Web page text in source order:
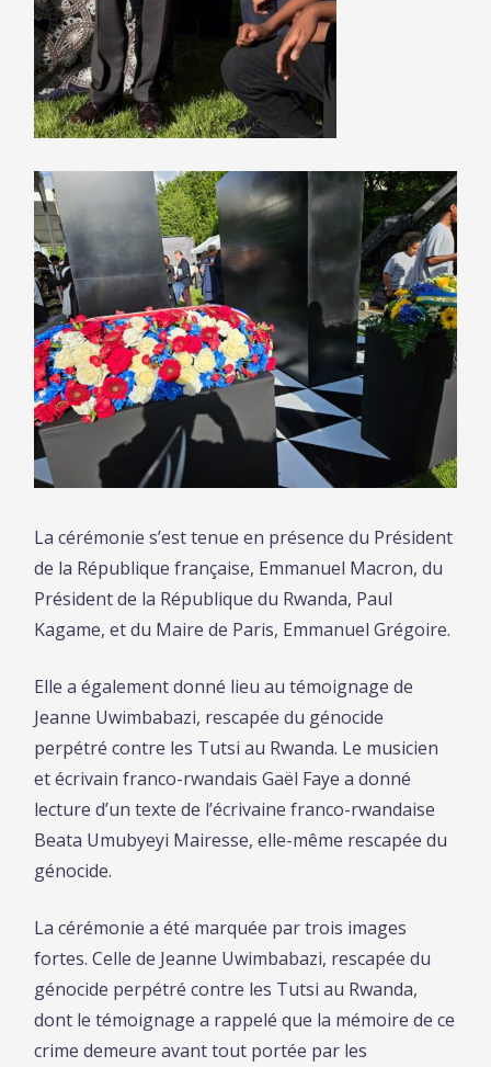
La cérémonie s’est tenue en présence du Président
de la République française, Emmanuel Macron, du
Président de la République du Rwanda, Paul
Kagame, et du Maire de Paris, Emmanuel Grégoire.
Elle a également donné lieu au témoignage de
Jeanne Uwimbabazi, rescapée du génocide
perpétré contre les Tutsi au Rwanda. Le musicien
et écrivain franco-rwandais Gaël Faye a donné
lecture d’un texte de l’écrivaine franco-rwandaise
Beata Umubyeyi Mairesse, elle-même rescapée du
génocide.
La cérémonie a été marquée par trois images
fortes. Celle de Jeanne Uwimbabazi, rescapée du
génocide perpétré contre les Tutsi au Rwanda,
dont le témoignage a rappelé que la mémoire de ce
crime demeure avant tout portée par les